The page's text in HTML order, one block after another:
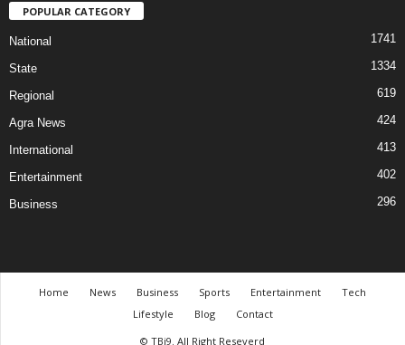
POPULAR CATEGORY
National 1741
State 1334
Regional 619
Agra News 424
International 413
Entertainment 402
Business 296
Home News Business Sports Entertainment
Tech
Lifestyle
Blog
Contact
© TBi9. All Right Reseverd